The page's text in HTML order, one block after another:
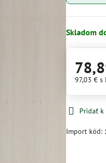
Skladom
97,03 €s
Pridať k
Import kód: